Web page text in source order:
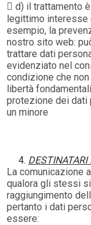
 d) il trattamento
legittimo interesse
esempio, la
nostro sito web:
trattare dati
evidenziato nel
condizione che
libertà
protezione dei dati
un minore
DESTINATARI
La comunicazione
qualora gli stessi
raggiungimento
pertanto i dati
essere: